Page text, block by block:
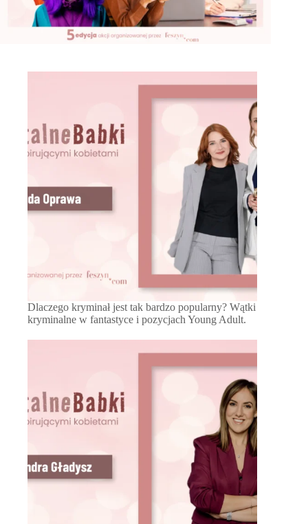
Dlaczego kryminał jest tak bardzo popularny? Wątki
kryminalne w fantastyce i pozycjach Young Adult.